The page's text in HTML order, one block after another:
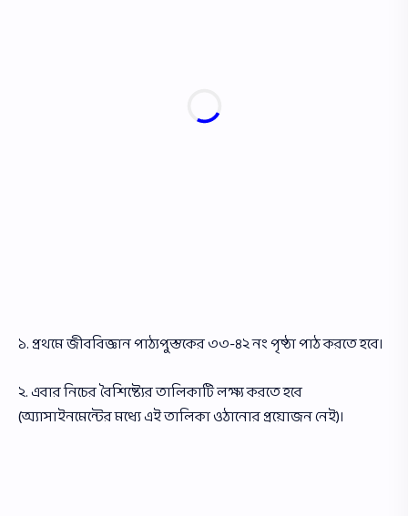
১. প্রথমে জীববিজ্ঞান পাঠ্যপুস্তকের ৩৩-৪২ নং পৃষ্ঠা পাঠ করতে হবে।
২. এবার নিচের বৈশিষ্ট্যের তালিকাটি লক্ষ্য করতে হবে
(অ্যাসাইনমেন্টের মধ্যে এই তালিকা ওঠানাের প্রয়ােজন নেই)।